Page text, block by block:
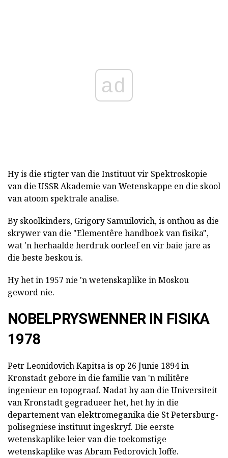
ad
Hy is die stigter van die Instituut vir Spektroskopie
van die USSR Akademie van Wetenskappe en die skool
van atoom spektrale analise.
By skoolkinders, Grigory Samuilovich, is onthou as die
skrywer van die "Elementêre handboek van fisika",
wat 'n herhaalde herdruk oorleef en vir baie jare as
die beste beskou is.
Hy het in 1957 nie 'n wetenskaplike in Moskou
geword nie.
NOBELPRYSWENNER IN FISIKA
1978
Petr Leonidovich Kapitsa is op 26 Junie 1894 in
Kronstadt gebore in die familie van 'n militêre
ingenieur en topograaf. Nadat hy aan die Universiteit
van Kronstadt gegradueer het, het hy in die
departement van elektromeganika die St Petersburg-
polisegniese instituut ingeskryf. Die eerste
wetenskaplike leier van die toekomstige
wetenskaplike was Abram Fedorovich Ioffe.